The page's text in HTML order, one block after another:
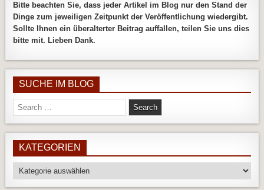
Bitte beachten Sie, dass jeder Artikel im Blog nur den Stand der
Dinge zum jeweiligen Zeitpunkt der Veröffentlichung wiedergibt.
Sollte Ihnen ein überalterter Beitrag auffallen, teilen Sie uns dies
bitte mit. Lieben Dank.
SUCHE IM BLOG
Search
for:
KATEGORIEN
Kategorien